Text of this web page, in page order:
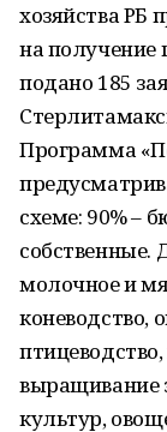
хозяйства РБ
на получение
подано 185
Программа
схеме: 90% –
собственные.
молочное и
коневодство,
выращивание
культур,